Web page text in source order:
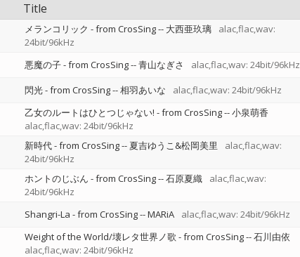
Title
メランコリック - from CrosSing-- 大西亜玖璃
alac,flac,wav:
24bit/96kHz
悪魔の子 - from CrosSing--青山なぎさ alac,flac,wav: 24bit/96kHz
閃光 - from CrosSing--相羽あいな alac,flac,wav: 24bit/96kHz
乙女のルートはひとつじゃない! - from CrosSing--小泉萌香
alac,flac,wav: 24bit/96kHz
新時代 - from CrosSing-- 夏吉ゆうこ&松岡美里
alac,flac,wav:
24bit/96kHz
ホントのじぶん - from CrosSing--石原夏織
alac,flac,wav:
24bit/96kHz
Shangri-La - from CrosSing--MARiA alac,flac,wav: 24bit/96kHz
Weight of the World/壊レタ世界ノ歌 - from CrosSing--石川由依
alac,flac,wav: 24bit/96kHz